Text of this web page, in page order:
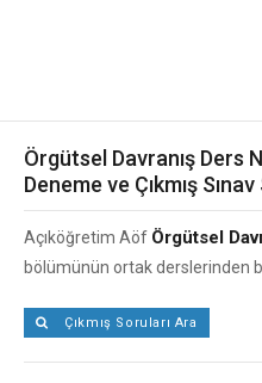
Örgütsel Davranış Ders
Deneme ve Çıkmış
Açıköğretim Aöf Örgütsel
bölümünün ortak derslerinden
Çıkmış Soruları Ara